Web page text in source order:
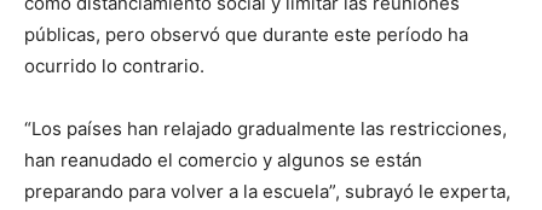
públicas, pero observó que durante este período ha
ocurrido lo contrario.
“Los países han relajado gradualmente las restricciones,
han reanudado el comercio y algunos se están
preparando para volver a la escuela”, subrayó le experta,